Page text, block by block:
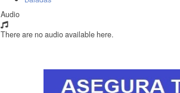
Audio
There are no audio available here.